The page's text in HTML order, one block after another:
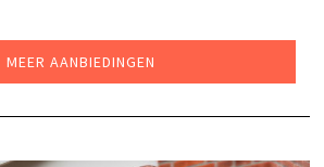
MEER AANBIEDINGEN